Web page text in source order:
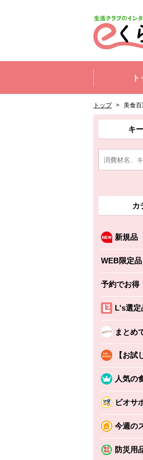
トップ > 美食
ここから消
キ
カ
新規品
WEB限定品
予約でお得
L's選定
まとめ
【お試
人気の
ビオサ
今週の
防災用
消費材検索
ここから本文
ここから組
組合員向け
ここから本文